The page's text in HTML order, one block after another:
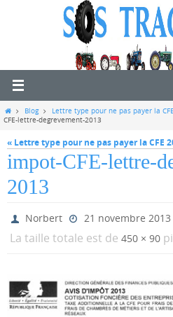
HomeBlog Lettre type pour ne pas payer la
CFE-lettre-degrevement-2013
« Lettre type pour ne pas payer la CFE
impot-CFE-lettre-
2013
Norbert 21 novembre 2013
La taille totale est de 450 × 90